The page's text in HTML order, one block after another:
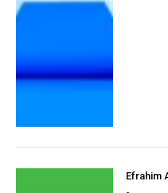
Efrahim